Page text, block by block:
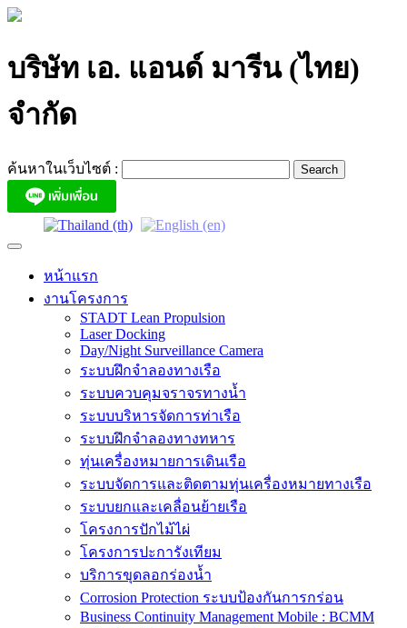
Skip
บริษัท เอ. แอนด์ มารีน (ไทย)
จำกัด
ค้นหาในเว็บไซต์ :
หน้าแรก
งานโครงการ
STADT Lean Propulsion
Laser Docking
Day/Night Surveillance Camera
ระบบฝึกจำลองทางเรือ
ระบบควบคุมจราจรทางน้ำ
ระบบบริหารจัดการท่าเรือ
ระบบฝึกจำลองทางทหาร
ทุ่นเครื่องหมายการเดินเรือ
ระบบจัดการและติดตามทุ่นเครื่องหมายทางเรือ
ระบบยกและเคลื่อนย้ายเรือ
โครงการปักไม้ไผ่
โครงการปะการังเทียม
บริการขุดลอกร่องน้ำ
Corrosion Protection ระบบป้องกันการกร่อน
Business Continuity Management Mobile : BCMM